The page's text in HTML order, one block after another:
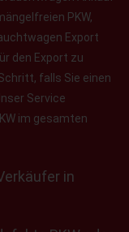
PKW,
Export
den Export zu
falls Sie einen
Service
im gesamten
in